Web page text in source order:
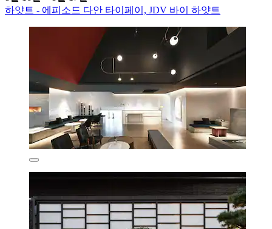
하얏트 - 에피소드 다안 타이페이, JDV 바이 하얏트